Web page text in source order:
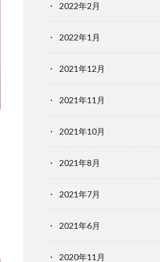
2022年2月
2022年1月
2021年12月
2021年11月
2021年10月
2021年8月
2021年7月
2021年6月
2020年11月